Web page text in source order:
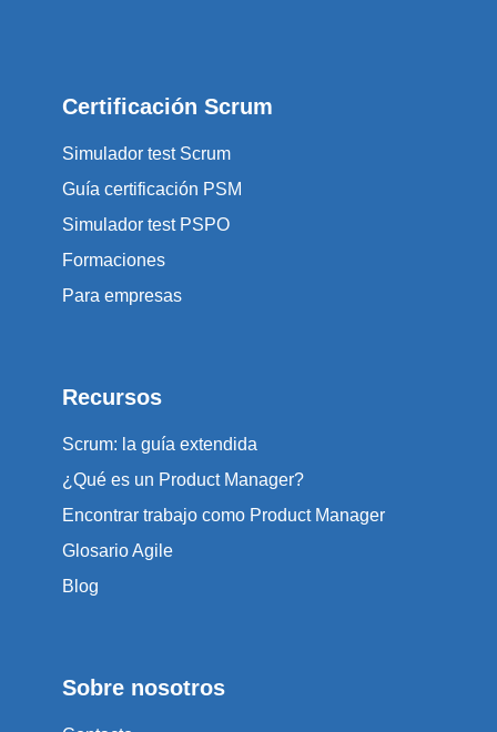
Certificación Scrum
Simulador test Scrum
Guía certificación PSM
Simulador test PSPO
Formaciones
Para empresas
Recursos
Scrum: la guía extendida
¿Qué es un Product Manager?
Encontrar trabajo como Product Manager
Glosario Agile
Blog
Sobre nosotros